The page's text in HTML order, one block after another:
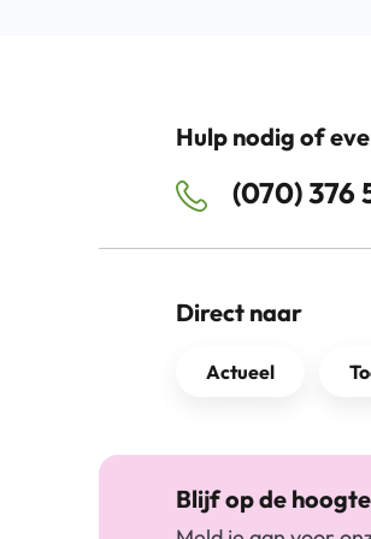
Hulp nodig of
(070) 376
Direct naar
Actueel
Blijf op de hoogte